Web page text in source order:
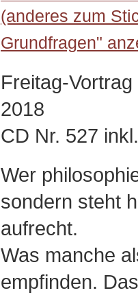
(anderes zum
Grundfragen"
Freitag-
2018
CD Nr. 527
Wer
sondern steht
aufrecht.
Was manche
empfinden.